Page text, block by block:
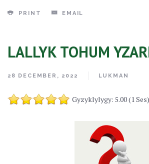
PRINT EMAIL
LALLYK TOHUM
28 DECEMBER, 2022 LUKMAN
Gyzyklylygy: 5.00 (1 Ses)